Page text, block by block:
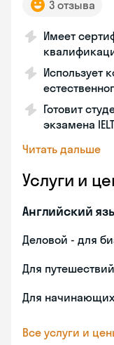
3 отзыва
Имеет
Использует
Готовит
экзамена
Читать дальше
Услуги и
Английский
Деловой - для
Для путешествий
Для
Все услуги и